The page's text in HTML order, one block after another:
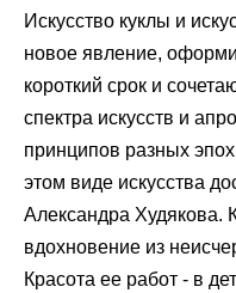
Искусство куклы и
новое явление,
короткий срок и
спектра искусств и
принципов разных
этом виде искусства
Александра Худякова.
вдохновение из
Красота ее работ - в